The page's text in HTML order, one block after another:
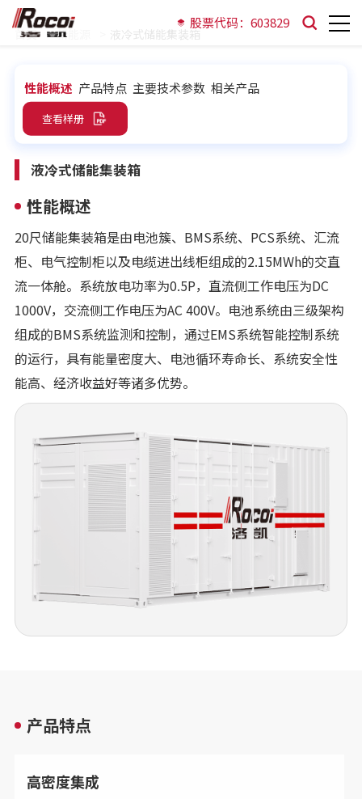
股票代码：603829
首页 新能源 液冷式储能集装箱
性能概述 产品特点 主要技术参数 相关产品
查看样册
液冷式储能集装箱
性能概述
20尺储能集装箱是由电池簇、BMS系统、PCS系统、汇流
柜、电气控制柜以及电缆进出线柜组成的2.15MWh的交直
流一体舱。系统放电功率为0.5P，直流侧工作电压为DC
1000V，交流侧工作电压为AC 400V。电池系统由三级架构
组成的BMS系统监测和控制，通过EMS系统智能控制系统
的运行，具有能量密度大、电池循环寿命长、系统安全性
能高、经济收益好等诸多优势。
产品特点
高密度集成